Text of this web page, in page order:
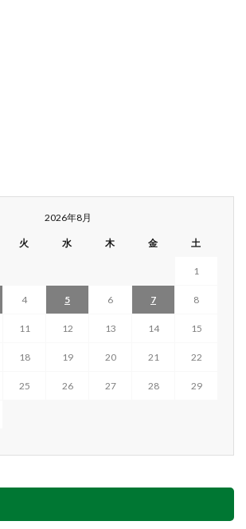
2026年8月
火 水 木 金 土
1
4 5 6 7 8
11 12 13 14 15
18 19 20 21 22
25 26 27 28 29